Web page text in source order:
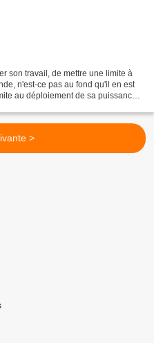
son travail, de mettre une limite à
n'est-ce pas au fond qu'il en est
au déploiement de sa puissance
>